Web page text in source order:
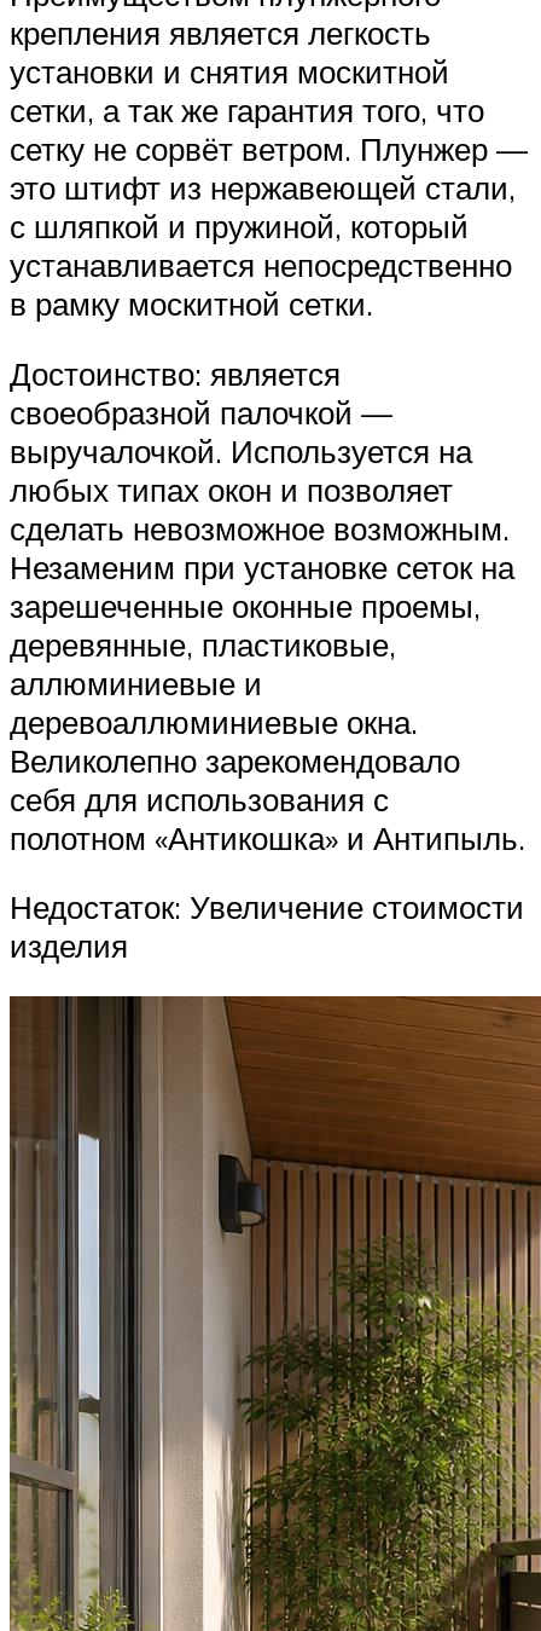
крепления является легкость
установки и снятия москитной
сетки, а так же гарантия того, что
сетку не сорвёт ветром. Плунжер —
это штифт из нержавеющей стали,
с шляпкой и пружиной, который
устанавливается непосредственно
в рамку москитной сетки.
Достоинство: является
своеобразной палочкой —
выручалочкой. Используется на
любых типах окон и позволяет
сделать невозможное возможным.
Незаменим при установке сеток на
зарешеченные оконные проемы,
деревянные, пластиковые,
аллюминиевые и
деревоаллюминиевые окна.
Великолепно зарекомендовало
себя для использования с
полотном «Антикошка» и Антипыль.
Недостаток: Увеличение стоимости
изделия